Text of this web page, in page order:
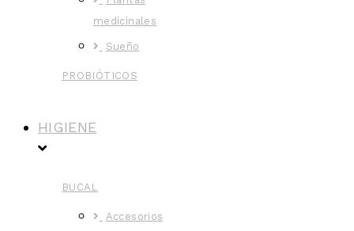
medicinales
Sueño
PROBIÓTICOS
HIGIENE
BUCAL
Accesorios